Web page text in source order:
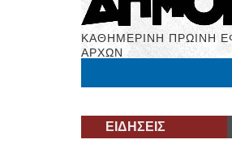
ΚΑΘΗΜΕΡΙΝΗ ΠΡΩΙΝΗ
ΑΡΧΩΝ
ΕΙΔΗΣΕΙΣ